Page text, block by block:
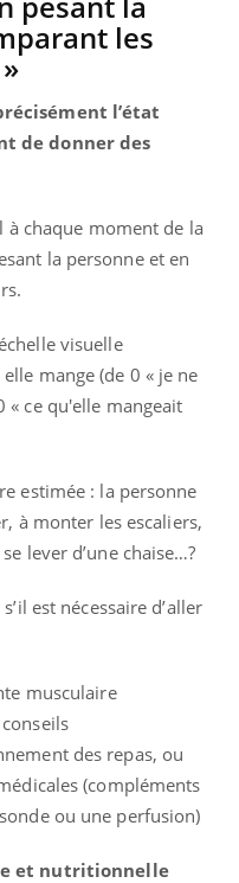
les
l’état
de donner des
à chaque moment de la
la personne et en
visuelle
mange (de 0 « je ne
« ce qu'elle mangeait
estimée : la personne
à monter les escaliers,
lever d’une chaise…?
est nécessaire d’aller
musculaire
des repas, ou
(compléments
ou une perfusion)
et nutritionnelle